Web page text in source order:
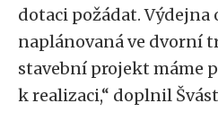
dotaci požádat. Výdejna
naplánovaná ve dvorní
stavební projekt máme
k realizaci,“ doplnil